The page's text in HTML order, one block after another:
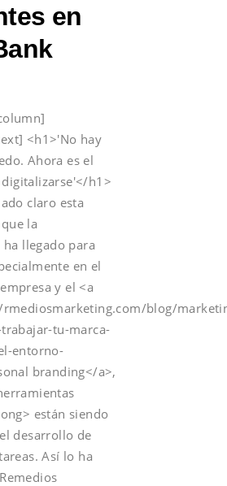
en
<h1>'No hay
Ahora es el
h1>
claro esta
la
llegado para
en el
y el <a
blog/
tu-marca-
entorno-
branding</a>,
están siendo
desarrollo de
Así lo ha